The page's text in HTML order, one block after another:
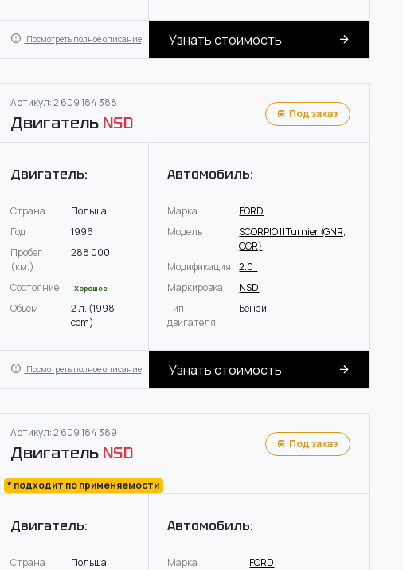
Посмотреть полное описание Узнать стоимость
Артикул: 2 609 184 388
Двигатель NSD Под заказ
Двигатель:
Страна
Польша
Год
1996
Пробег
(км.)
288 000
Состояние Хорошее
Объём
2 л. (1998
ccm)
Автомобиль:
Марка
FORD
Модель
SCORPIO II Turnier (GNR,
GGR)
Модификация
2.0 i
Маркировка
NSD
Тип
двигателя
Бензин
Посмотреть полное описание Узнать стоимость
Артикул: 2 609 184 389
Двигатель NSD
* подходит по применяемости
Под заказ
Двигатель:
Страна
Польша
Автомобиль:
Марка
FORD